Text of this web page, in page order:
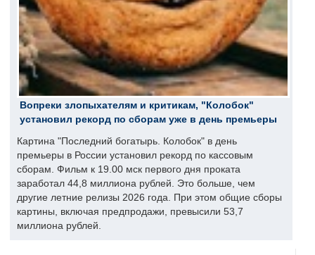
Вопреки злопыхателям и критикам, "Колобок"
установил рекорд по сборам уже в день премьеры
Картина "Последний богатырь. Колобок" в день
премьеры в России установил рекорд по кассовым
сборам. Фильм к 19.00 мск первого дня проката
заработал 44,8 миллиона рублей. Это больше, чем
другие летние релизы 2026 года. При этом общие сборы
картины, включая предпродажи, превысили 53,7
миллиона рублей.